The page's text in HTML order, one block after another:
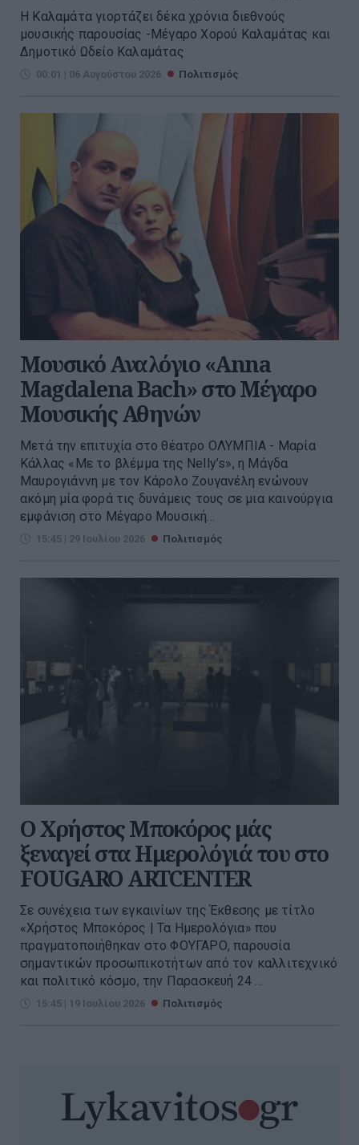
Η Καλαμάτα γιορτάζει δέκα χρόνια διεθνούς
μουσικής παρουσίας -Μέγαρο Χορού Καλαμάτας και
Δημοτικό Ωδείο Καλαμάτας
00:01 | 06 Αυγούστου 2026 Πολιτισμός
Μουσικό Αναλόγιο «Anna
Magdalena Bach» στο Μέγαρο
Μουσικής Αθηνών
Μετά την επιτυχία στο θέατρο ΟΛΥΜΠΙΑ - Μαρία
Κάλλας «Με το βλέμμα της Nelly’s», η Μάγδα
Μαυρογιάννη με τον Κάρολο Ζουγανέλη ενώνουν
ακόμη μία φορά τις δυνάμεις τους σε μια καινούργια
εμφάνιση στο Μέγαρο Μουσική...
15:45 | 29 Ιουλίου 2026 Πολιτισμός
Ο Χρήστος Μποκόρος μάς
ξεναγεί στα Ημερολόγιά του στο
FOUGARO ARTCENTER
Σε συνέχεια των εγκαινίων της Έκθεσης με τίτλο
«Χρήστος Μποκόρος | Τα Ημερολόγια» που
πραγματοποιήθηκαν στο ΦΟΥΓΑΡΟ, παρουσία
σημαντικών προσωπικοτήτων από τον καλλιτεχνικό
και πολιτικό κόσμο, την Παρασκευή 24 ...
15:45 | 19 Ιουλίου 2026 Πολιτισμός